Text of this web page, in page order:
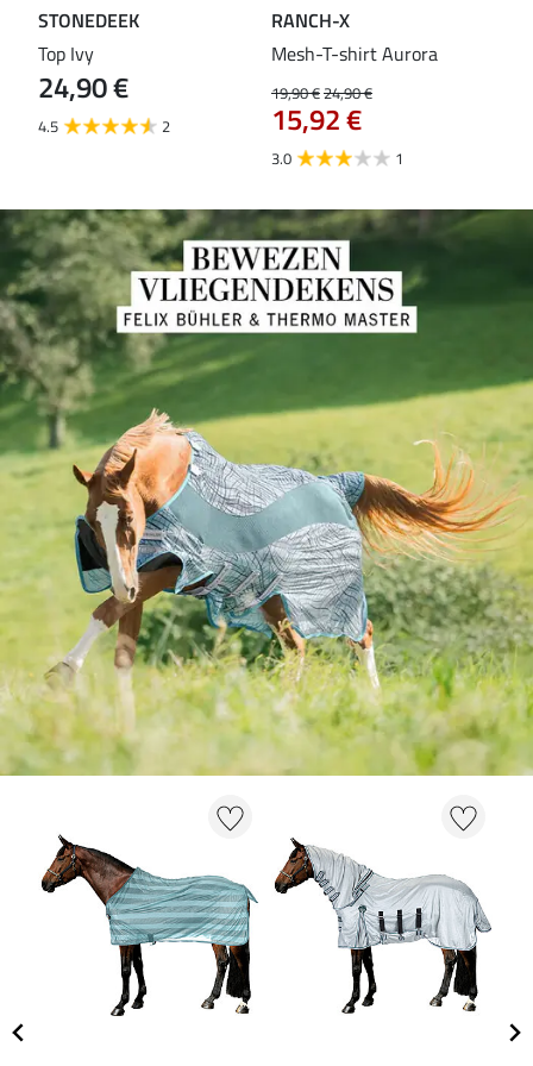
STONEDEEK
Top Ivy
24,90 €
4.5 2
RANCH-X
Mesh-T-shirt Aurora
19,90 €24,90 €
15,92 €
3.0 1